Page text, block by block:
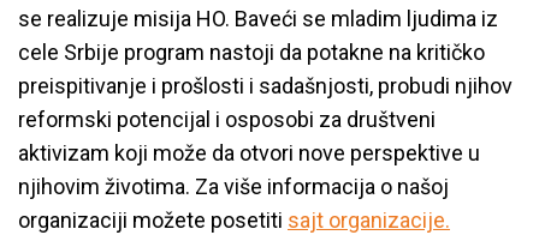
se realizuje misija HO. Baveći se mladim ljudima iz
cele Srbije program nastoji da potakne na kritičko
preispitivanje i prošlosti i sadašnjosti, probudi njihov
reformski potencijal i osposobi za društveni
aktivizam koji može da otvori nove perspektive u
njihovim životima. Za više informacija o našoj
organizaciji možete posetiti sajt organizacije.